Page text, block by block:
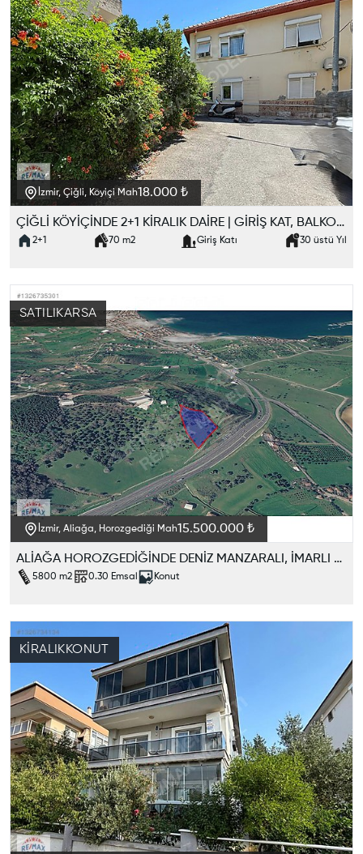
İzmir, Çiğli, Köyiçi Mah18.000 ₺
ÇİĞLİ KÖYİÇİNDE 2+1 KİRALIK DAİRE | GİRİŞ KAT, BALKONLU, BOŞ
2+1 70 m2 Giriş Katı 30 üstü Yıl
İzmir, Aliağa, Horozgediği Mah15.500.000 ₺
ALİAĞA HOROZGEDİĞİNDE DENİZ MANZARALI, İMARLI SATILIK ARAZİ
5800 m2 0.30 Emsal Konut
SATILIKARSA
KIRALIKKONUT